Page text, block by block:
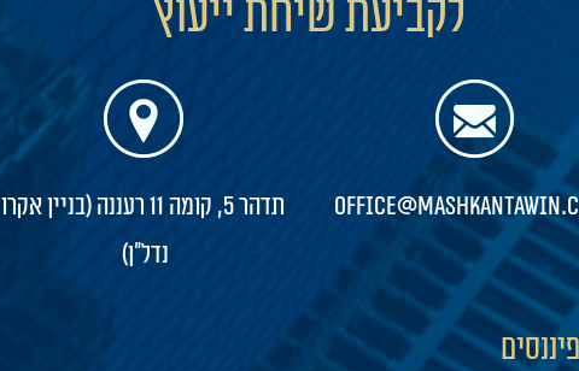
לקביעת שיחת ייעוץ
תדהר 5, קומה 11 רעננה (בניין אקרו
נדל"ן)